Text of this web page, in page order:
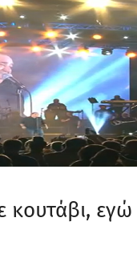
κουτάβι, εγώ